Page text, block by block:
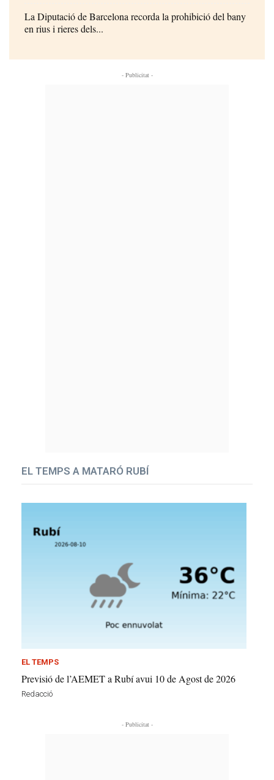
La Diputació de Barcelona recorda la prohibició del bany
en rius i rieres dels...
- Publicitat -
EL TEMPS A MATARÓ RUBÍ
EL TEMPS
Previsió de l’AEMET a Rubí avui 10 de Agost de 2026
Redacció
- Publicitat -